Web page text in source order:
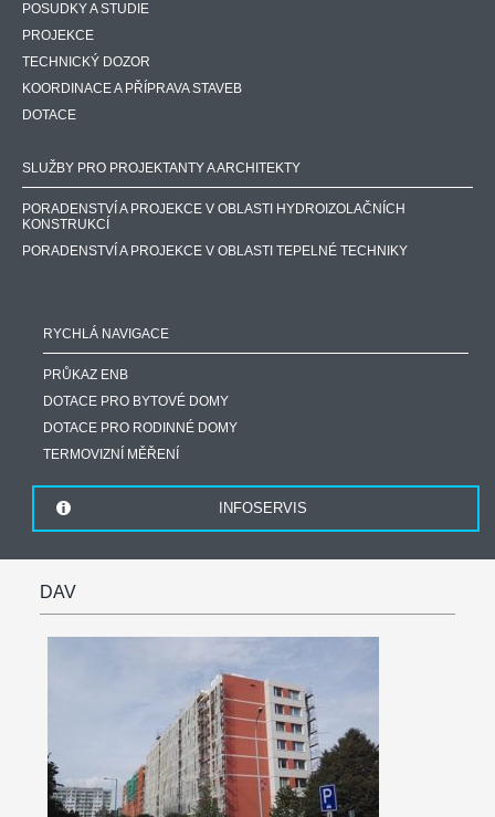
POSUDKY A STUDIE
PROJEKCE
TECHNICKÝ DOZOR
KOORDINACE A PŘÍPRAVA STAVEB
DOTACE
SLUŽBY PRO PROJEKTANTY A ARCHITEKTY
PORADENSTVÍ A PROJEKCE V OBLASTI HYDROIZOLAČNÍCH
KONSTRUKCÍ
PORADENSTVÍ A PROJEKCE V OBLASTI TEPELNÉ TECHNIKY
RYCHLÁ NAVIGACE
PRŮKAZ ENB
DOTACE PRO BYTOVÉ DOMY
DOTACE PRO RODINNÉ DOMY
TERMOVIZNÍ MĚŘENÍ
INFOSERVIS
DAV